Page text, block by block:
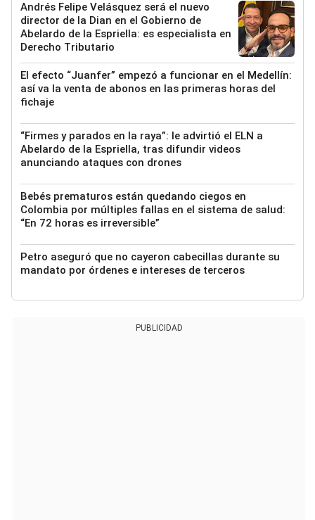
Andrés Felipe Velásquez será el nuevo
director de la Dian en el Gobierno de
Abelardo de la Espriella: es especialista en
Derecho Tributario
El efecto “Juanfer” empezó a funcionar en el Medellín:
así va la venta de abonos en las primeras horas del
fichaje
“Firmes y parados en la raya”: le advirtió el ELN a
Abelardo de la Espriella, tras difundir videos
anunciando ataques con drones
Bebés prematuros están quedando ciegos en
Colombia por múltiples fallas en el sistema de salud:
“En 72 horas es irreversible”
Petro aseguró que no cayeron cabecillas durante su
mandato por órdenes e intereses de terceros
PUBLICIDAD